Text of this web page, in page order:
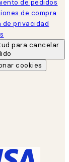
de pedidos
de compra
de privacidad
para cancelar
cookies